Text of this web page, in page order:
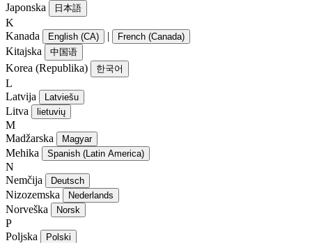
Japonska
日本語
K
Kanada
English (CA) | French (Canada)
Kitajska 中国语
Korea (Republika) 한국어
L
Latvija
Latviešu
Litva lietuvių
M
Madžarska
Magyar
Mehika Spanish (Latin America)
N
Nemčija
Deutsch
Nizozemska Nederlands
Norveška Norsk
P
Poljska
Polski